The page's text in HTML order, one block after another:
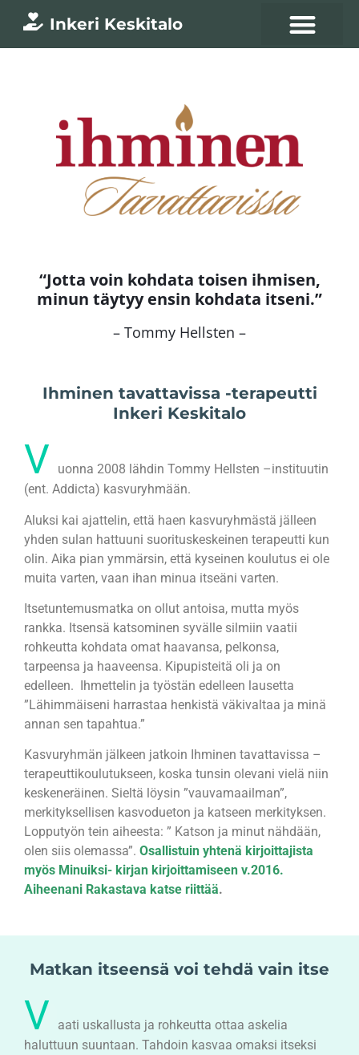
Inkeri Keskitalo
“Jotta voin kohdata toisen ihmisen,
minun täytyy ensin kohdata itseni.”
– Tommy Hellsten –
Ihminen tavattavissa -terapeutti
Inkeri Keskitalo
V
uonna 2008 lähdin Tommy Hellsten –instituutin
(ent. Addicta) kasvuryhmään.
Aluksi kai ajattelin, että haen kasvuryhmästä jälleen
yhden sulan hattuuni suorituskeskeinen terapeutti kun
olin. Aika pian ymmärsin, että kyseinen koulutus ei ole
muita varten, vaan ihan minua itseäni varten.
Itsetuntemusmatka on ollut antoisa, mutta myös
rankka. Itsensä katsominen syvälle silmiin vaatii
rohkeutta kohdata omat haavansa, pelkonsa,
tarpeensa ja haaveensa. Kipupisteitä oli ja on
edelleen. Ihmettelin ja työstän edelleen lausetta
”Lähimmäiseni harrastaa henkistä väkivaltaa ja minä
annan sen tapahtua.”
Kasvuryhmän jälkeen jatkoin Ihminen tavattavissa –
terapeuttikoulutukseen, koska tunsin olevani vielä niin
keskeneräinen. Sieltä löysin ”vauvamaailman”,
merkityksellisen kasvodueton ja katseen merkityksen.
Lopputyön tein aiheesta: ” Katson ja minut nähdään,
olen siis olemassa”. Osallistuin yhtenä kirjoittajista
myös Minuiksi- kirjan kirjoittamiseen v.2016.
Aiheenani Rakastava katse riittää.
Matkan itseensä voi tehdä vain itse
V
aati uskallusta ja rohkeutta ottaa askelia
haluttuun suuntaan. Tahdoin kasvaa omaksi itseksi